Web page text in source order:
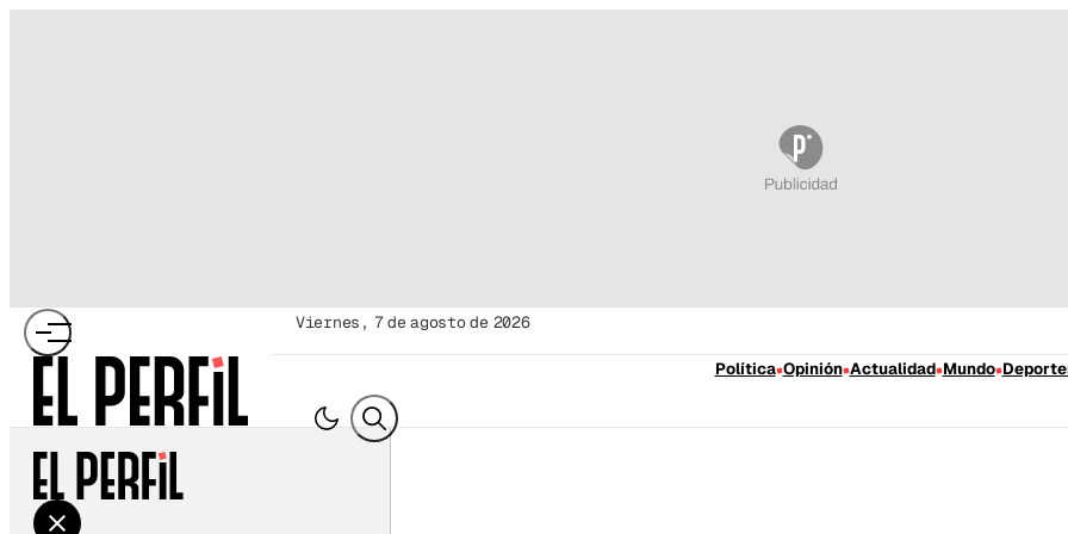
viernes, 7 de agosto de 2026
Política Opinión Actualidad Mundo